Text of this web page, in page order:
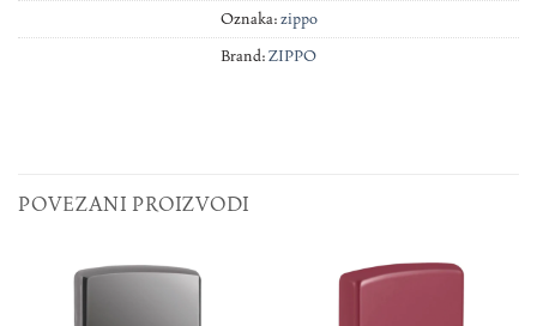
Oznaka:zippo
Brand:ZIPPO
POVEZANI PROIZVODI